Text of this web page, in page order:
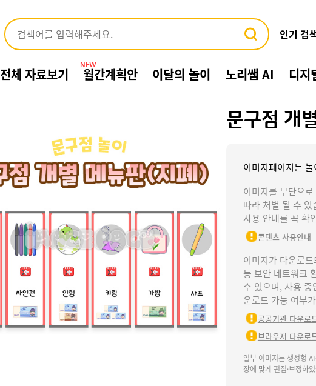
인기 검
전체 자료보기 NEW
월간계획안 이달의 놀이 노리쌤 AI 디지
문구점 개
이미지페이지는
이미지를 무단으
따라 처벌 될 수
사용 안내를 꼭 확
콘텐츠 사용안내
이미지가 다운로
등 보안 네트워크
수 있으며, 사용
운로드 가능 여부
공공기관 다운로
브라우저 다운로
일부 이미지는 생성형
장에 맞게 편집·보정하